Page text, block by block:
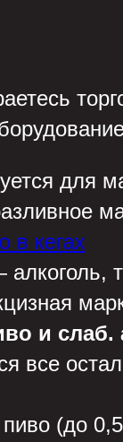
для
в кегах
и слаб.
все
(до